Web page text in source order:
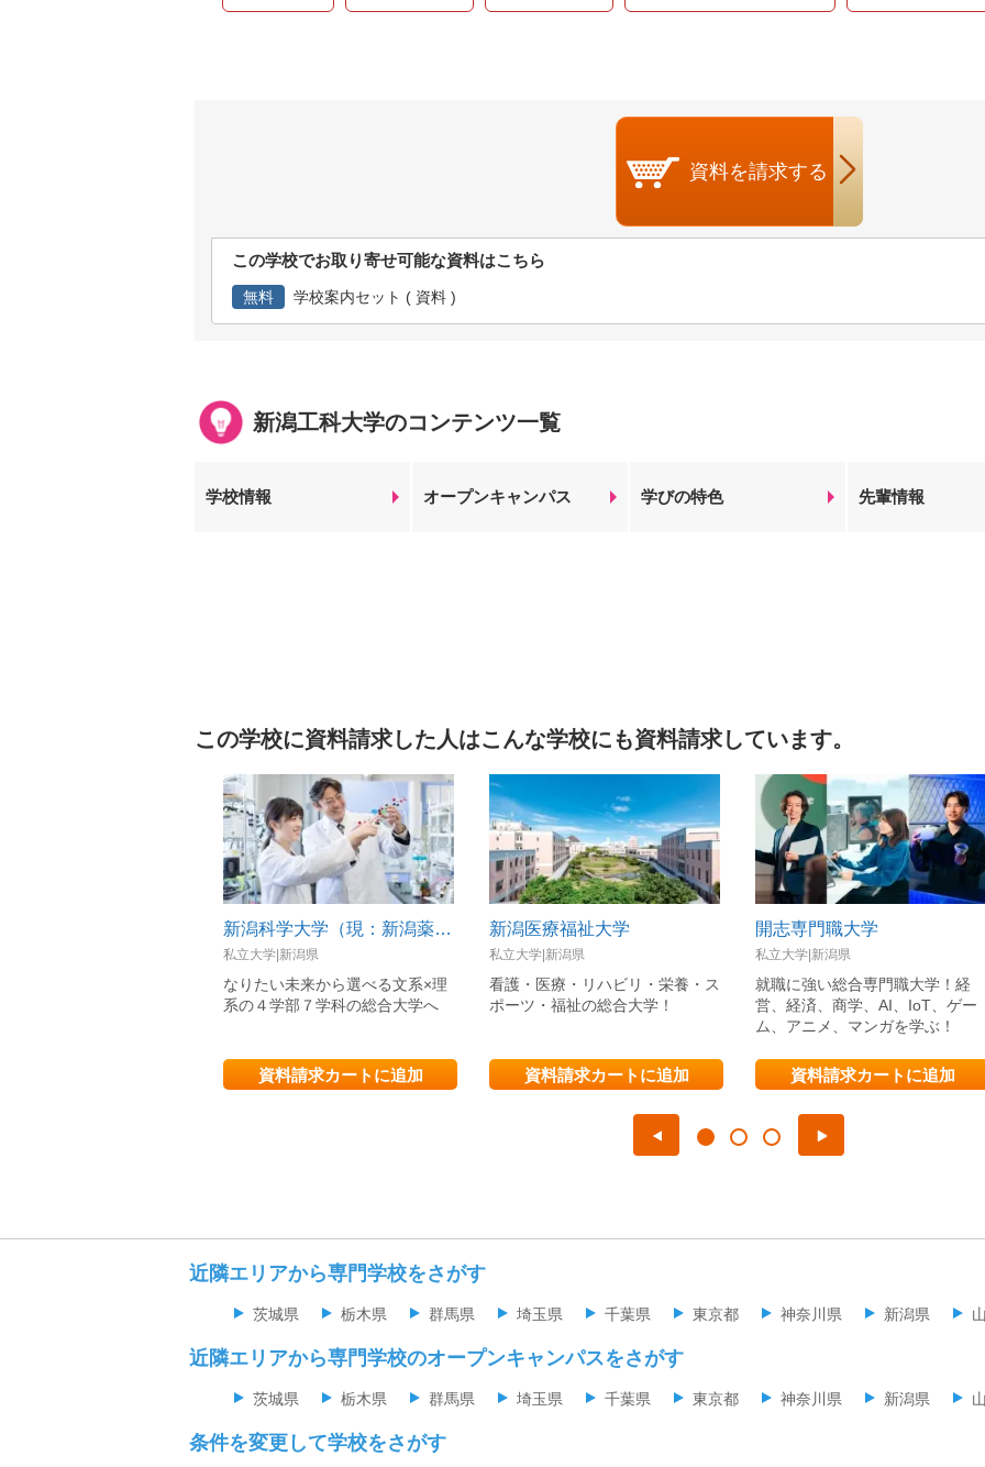
資料を請求する
この学校でお取り寄せ可能な資料はこちら
無料 学校案内セット ( 資料 )
新潟工科大学のコンテンツ一覧
学校情報 オープンキャンパス 学びの特色 先輩情報
この学校に資料請求した人はこんな学校にも資料請求しています。
新潟科学大学（現：新潟薬科大学）
私立大学|新潟県
なりたい未来から選べる文系×理
系の４学部７学科の総合大学へ
資料請求カートに追加
新潟医療福祉大学
私立大学|新潟県
看護・医療・リハビリ・栄養・ス
ポーツ・福祉の総合大学！
資料請求カートに追加
開志専門職大学
私立大学|新潟県
就職に強い総合専門職大学！経
営、経済、商学、AI、IoT、ゲー
ム、アニメ、マンガを学ぶ！
資料請求カートに追加
近隣エリアから専門学校をさがす
茨城県 栃木県 群馬県 埼玉県 千葉県 東京都 神奈川県 新潟県
近隣エリアから専門学校のオープンキャンパスをさがす
茨城県 栃木県 群馬県 埼玉県 千葉県 東京都 神奈川県 新潟県
条件を変更して学校をさがす